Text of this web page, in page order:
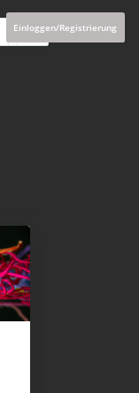
Einloggen/Registrierung